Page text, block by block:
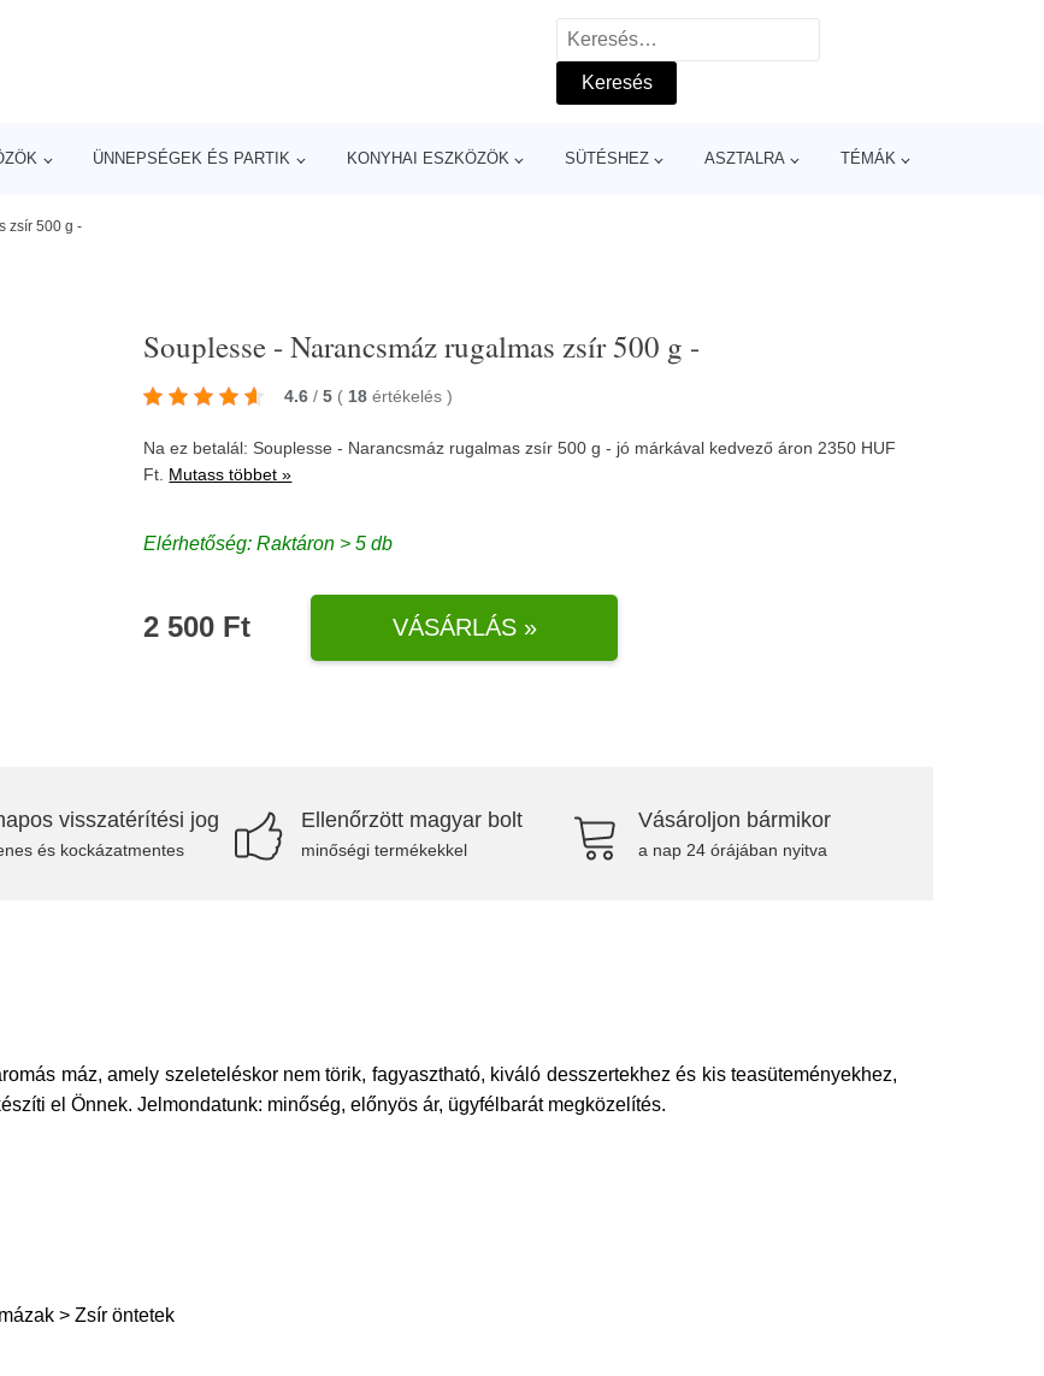
Keresés:
ÜNNEPSÉGEK ÉS PARTIK KONYHAI ESZKÖZÖK SÜTÉSHEZ ASZTALRA TÉMÁK
zsír 500 g -
Souplesse - Narancsmáz rugalmas zsír 500 g -
4.6 / 5 ( 18 értékelés)
Na ez betalál: Souplesse - Narancsmáz rugalmas zsír 500 g - jó márkával kedvező áron 2350 HUF
Ft. Mutass többet »
Elérhetőség: Raktáron > 5 db
2 500 Ft VÁSÁRLÁS »
visszatérítési jog
és kockázatmentes
Ellenőrzött magyar bolt
minőségi termékekkel
Vásároljon bármikor
a nap 24 órájában nyitva
máz, amely szeleteléskor nem törik, fagyasztható, kiváló desszertekhez és kis teasüteményekhez,
el Önnek. Jelmondatunk: minőség, előnyös ár, ügyfélbarát megközelítés.
> Zsír öntetek